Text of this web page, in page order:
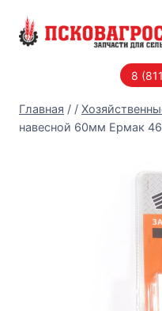
8
Главная / /
навесной 60мм Ермак